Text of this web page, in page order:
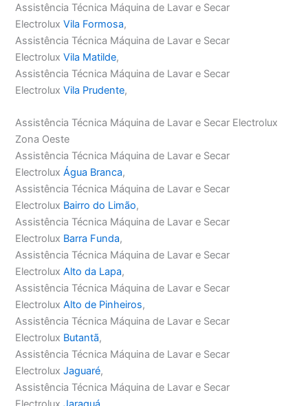
Assistência Técnica Máquina de Lavar e Secar
ElectroluxVila Formosa,
Assistência Técnica Máquina de Lavar e Secar
ElectroluxVila Matilde,
Assistência Técnica Máquina de Lavar e Secar
ElectroluxVila Prudente,
Assistência Técnica Máquina de Lavar e Secar Electrolux
Zona Oeste
Assistência Técnica Máquina de Lavar e Secar
ElectroluxÁgua Branca,
Assistência Técnica Máquina de Lavar e Secar
Electrolux Bairro do Limão,
Assistência Técnica Máquina de Lavar e Secar
Electrolux Barra Funda,
Assistência Técnica Máquina de Lavar e Secar
ElectroluxAlto da Lapa,
Assistência Técnica Máquina de Lavar e Secar
ElectroluxAlto de Pinheiros,
Assistência Técnica Máquina de Lavar e Secar
Electrolux Butantã,
Assistência Técnica Máquina de Lavar e Secar
ElectroluxJaguaré,
Assistência Técnica Máquina de Lavar e Secar